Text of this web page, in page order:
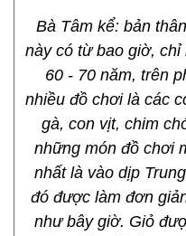
Bà Tâm kể: bản
này có từ bao giờ, chỉ
60 - 70 năm, trên
nhiều đồ chơi là các
gà, con vịt, chim
những món đồ chơi
nhất là vào dịp
đó được làm đơn
như bây giờ. Giỏ